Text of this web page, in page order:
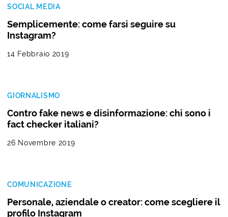
SOCIAL MEDIA
Semplicemente: come farsi seguire su
Instagram?
14 Febbraio 2019
GIORNALISMO
Contro fake news e disinformazione: chi sono i
fact checker italiani?
26 Novembre 2019
COMUNICAZIONE
Personale, aziendale o creator: come scegliere il
profilo Instagram